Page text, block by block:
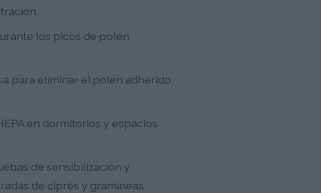
los picos de polen
para eliminar el polen adherido,
en dormitorios y espacios
de sensibilización y
de ciprés y gramíneas